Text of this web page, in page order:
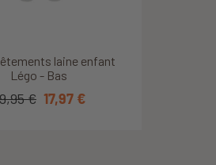
laine enfant
Légo - Bas
€ 17,97 €